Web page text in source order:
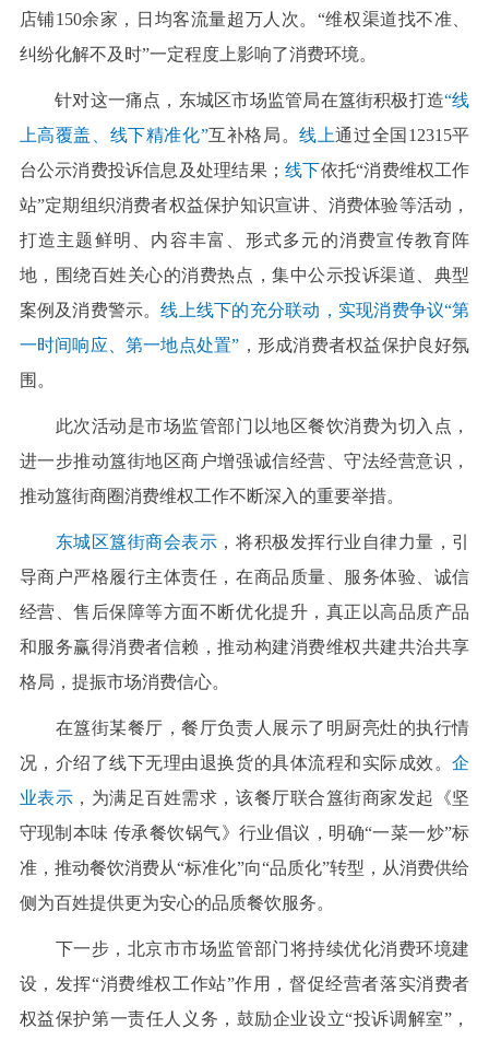
店铺150余家，日均客流量超万人次。“维权渠道找不准、
纠纷化解不及时”一定程度上影响了消费环境。
针对这一痛点，东城区市场监管局在簋街积极打造“线
上高覆盖、线下精准化”互补格局。线上通过全国12315平
台公示消费投诉信息及处理结果； 线下依托“消费维权工作
站”定期组织消费者权益保护知识宣讲、消费体验等活动，
打造主题鲜明、内容丰富、形式多元的消费宣传教育阵
地，围绕百姓关心的消费热点，集中公示投诉渠道、典型
案例及消费警示。线上线下的充分联动，实现消费争议“第
一时间响应、第一地点处置” ，形成消费者权益保护良好氛
围。
此次活动是市场监管部门以地区餐饮消费为切入点，
进一步推动簋街地区商户增强诚信经营、守法经营意识，
推动簋街商圈消费维权工作不断深入的重要举措。
东城区簋街商会表示 ，将积极发挥行业自律力量，引
导商户严格履行主体责任，在商品质量、服务体验、诚信
经营、售后保障等方面不断优化提升，真正以高品质产品
和服务赢得消费者信赖，推动构建消费维权共建共治共享
格局，提振市场消费信心。
在簋街某餐厅，餐厅负责人展示了明厨亮灶的执行情
况，介绍了线下无理由退换货的具体流程和实际成效。企
业表示 ，为满足百姓需求，该餐厅联合簋街商家发起《坚
守现制本味 传承餐饮锅气》行业倡议，明确“一菜一炒”标
准，推动餐饮消费从“标准化”向“品质化”转型，从消费供给
侧为百姓提供更为安心的品质餐饮服务。
下一步，北京市市场监管部门将持续优化消费环境建
设，发挥“消费维权工作站”作用，督促经营者落实消费者
权益保护第一责任人义务，鼓励企业设立“投诉调解室”，